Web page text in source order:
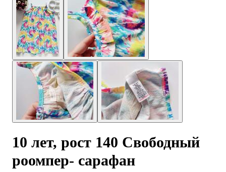
10 лет, рост 140 Свободный
роомпер- сарафан